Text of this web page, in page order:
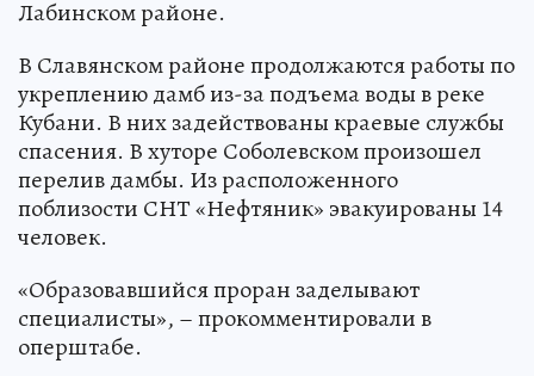
Лабинском районе.
В Славянском районе продолжаются работы по
укреплению дамб из-за подъема воды в реке
Кубани. В них задействованы краевые службы
спасения. В хуторе Соболевском произошел
перелив дамбы. Из расположенного
поблизости СНТ «Нефтяник» эвакуированы 14
человек.
«Образовавшийся проран заделывают
специалисты», – прокомментировали в
оперштабе.